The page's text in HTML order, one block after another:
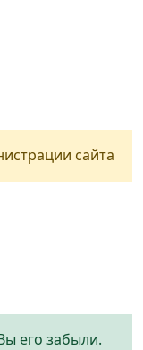
сайта
его забыли.